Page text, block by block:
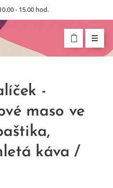
- 15.00 hod.
-
maso ve
káva /